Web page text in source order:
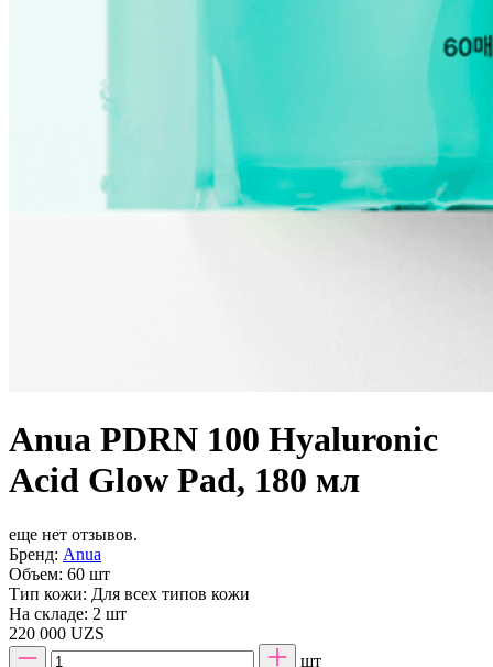
Anua PDRN 100 Hyaluronic
Acid Glow Pad, 180 мл
еще нет отзывов.
Бренд: Anua
Объем: 60 шт
Тип кожи: Для всех типов кожи
На складе: 2 шт
220 000 UZS
шт